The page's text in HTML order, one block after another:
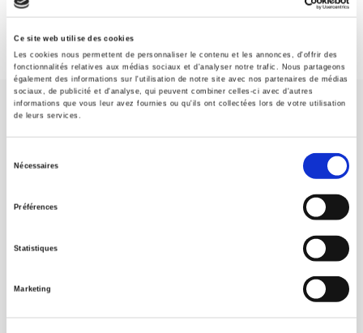
Ce site web utilise des cookies
Les cookies nous permettent de personnaliser le contenu et les annonces, d'offrir des
fonctionnalités relatives aux médias sociaux et d'analyser notre trafic. Nous partageons
également des informations sur l'utilisation de notre site avec nos partenaires de médias
sociaux, de publicité et d'analyse, qui peuvent combiner celles-ci avec d'autres
informations que vous leur avez fournies ou qu'ils ont collectées lors de votre utilisation
de leurs services.
Nécessaires
Préférences
Statistiques
Marketing
Maison d'édition dédiée aux sciences humaines et sociales, les
Presses de Sciences Po participent depuis leur création en 1976
à la transmission des savoirs et des idées
FOREIGN RIGHTS
POUR LES LIBRAIRES